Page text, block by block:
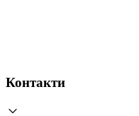
Контакти